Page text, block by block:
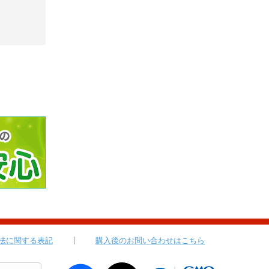
に関する表記 購入後のお問い合わせはこちら